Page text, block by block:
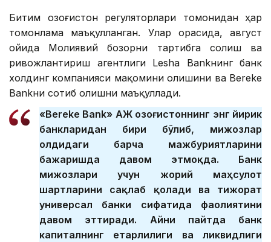
Битим Қозоғистон регуляторлари томонидан ҳар
томонлама маъқулланган. Улар орасида, август
ойида Молиявий бозорни тартибга солиш ва
ривожлантириш агентлиги Lesha Bankнинг банк
холдинг компанияси мақомини олишини ва Bereke
Bankни сотиб олишни маъқуллади.
«Bereke Bank» АЖ Қозоғистоннинг энг йирик
банкларидан бири бўлиб, мижозлар
олдидаги барча мажбуриятларини
бажаришда давом этмоқда. Банк
мижозлари учун жорий маҳсулот
шартларини сақлаб қолади ва тижорат
универсал банки сифатида фаолиятини
давом эттиради. Айни пайтда банк
капиталнинг етарлилиги ва ликвидлиги